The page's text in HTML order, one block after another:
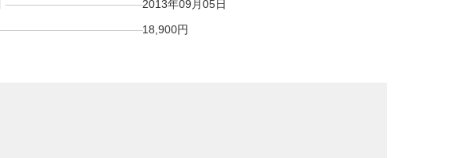
2013年09月05日
18,900円